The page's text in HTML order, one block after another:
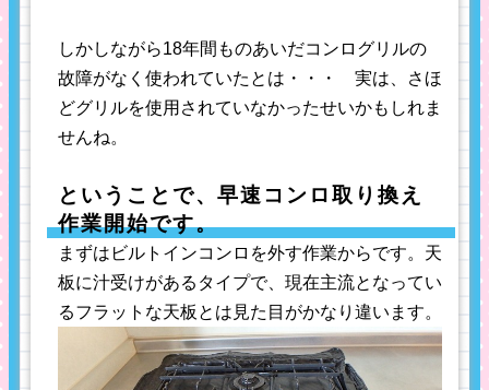
しかしながら18年間ものあいだコンログリルの
故障がなく使われていたとは・・・ 実は、さほ
どグリルを使用されていなかったせいかもしれま
せんね。
ということで、早速コンロ取り換え
作業開始です。
まずはビルトインコンロを外す作業からです。天
板に汁受けがあるタイプで、現在主流となってい
るフラットな天板とは見た目がかなり違います。